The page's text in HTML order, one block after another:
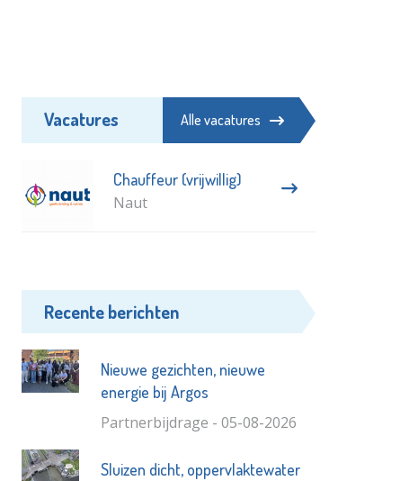
Vacatures Alle vacatures
Chauffeur (vrijwillig)
Naut
Recente berichten
Nieuwe gezichten, nieuwe
energie bij Argos
Partnerbijdrage - 05-08-2026
Sluizen dicht, oppervlaktewater